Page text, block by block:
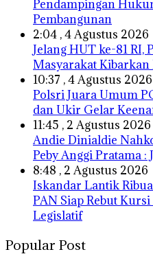
Pendampingan
Pembangunan
2:04 , 4 Agustus 2026
Jelang HUT ke-81
Masyarakat
10:37 , 4 Agustus 2026
Polsri Juara Umum
dan Ukir Gelar
11:45 , 2 Agustus 2026
Andie Dinialdie
Peby Anggi Pratama :
8:48 , 2 Agustus 2026
Iskandar Lantik
PAN Siap Rebut
Legislatif
Popular Post